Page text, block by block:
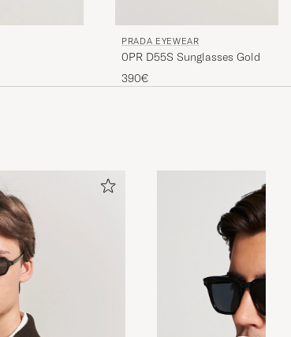
PRADA EYEWEAR
0PR D55S Sunglasses Gold
390€